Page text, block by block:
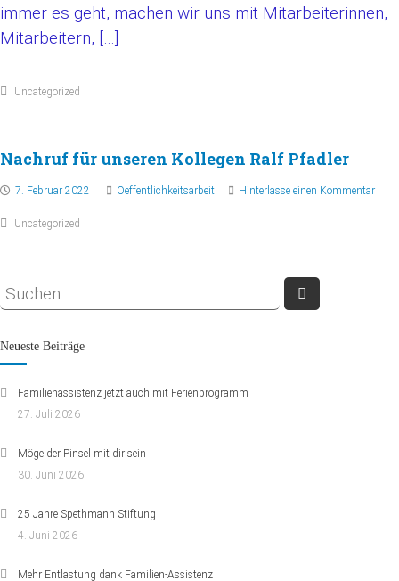
immer es geht, machen wir uns mit Mitarbeiterinnen,
Mitarbeitern, […]
Uncategorized
Nachruf für unseren Kollegen Ralf Pfadler
7. Februar 2022 Oeffentlichkeitsarbeit Hinterlasse einen Kommentar
Uncategorized
Neueste Beiträge
Familienassistenz jetzt auch mit Ferienprogramm
27. Juli 2026
Möge der Pinsel mit dir sein
30. Juni 2026
25 Jahre Spethmann Stiftung
4. Juni 2026
Mehr Entlastung dank Familien-Assistenz